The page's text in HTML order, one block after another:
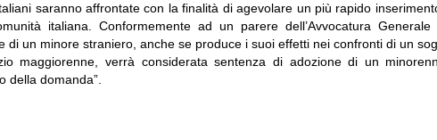
saranno affrontate con la finalità di agevolare un più rapido
italiana. Conformemente ad un parere dell’Avvocatura
di un minore straniero, anche se produce i suoi effetti nei confronti di un
maggiorenne, verrà considerata sentenza di adozione di un
della domanda”.